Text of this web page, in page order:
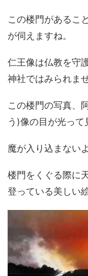
この楼門があるこ
が伺えますね。
仁王像は仏教を守
神社ではみられませ
この楼門の写真、
う)像の目が光って
魔が入り込まない
楼門をくぐる際に
登っている美しい絵